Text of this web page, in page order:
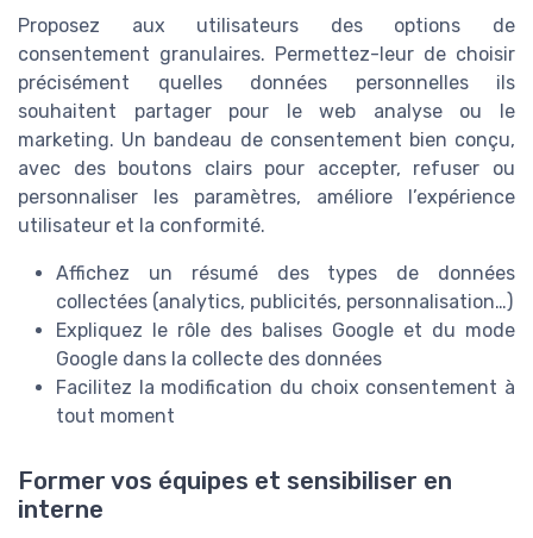
Proposez aux utilisateurs des options de
consentement granulaires. Permettez-leur de choisir
précisément quelles données personnelles ils
souhaitent partager pour le web analyse ou le
marketing. Un bandeau de consentement bien conçu,
avec des boutons clairs pour accepter, refuser ou
personnaliser les paramètres, améliore l’expérience
utilisateur et la conformité.
Affichez un résumé des types de données
collectées (analytics, publicités, personnalisation…)
Expliquez le rôle des balises Google et du mode
Google dans la collecte des données
Facilitez la modification du choix consentement à
tout moment
Former vos équipes et sensibiliser en
interne